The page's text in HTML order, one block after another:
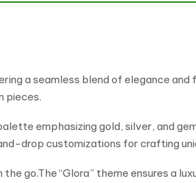
a seamless blend of elegance
pieces.
emphasizing gold, silver, and
drop customizations for crafting
go.The “Glora” theme ensures a